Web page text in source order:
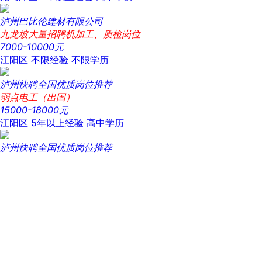
泸州巴比伦建材有限公司
九龙坡大量招聘机加工、质检岗位
7000-10000元
江阳区 不限经验 不限学历
泸州快聘全国优质岗位推荐
弱点电工（出国）
15000-18000元
江阳区 5年以上经验 高中学历
泸州快聘全国优质岗位推荐